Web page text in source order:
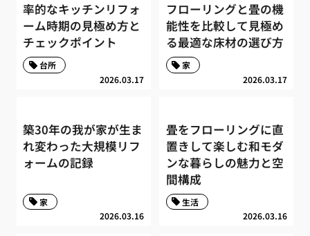
率的なキッチンリフォ
ーム時期の見極め方と
チェックポイント
2026.03.17
台所
フローリングと畳の機
能性を比較して見極め
る最適な床材の選び方
2026.03.17
家
築30年の我が家が生ま
れ変わった大規模リフ
ォームの記録
2026.03.16
家
畳をフローリングに直
置きして楽しむ和モダ
ンな暮らしの魅力と空
間構成
2026.03.16
生活